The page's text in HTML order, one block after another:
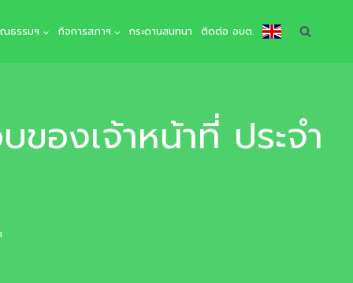
ณธรรมฯ กิจการสภาฯ กระดานสนทนา ติดต่อ อบต.
องเจ้าหน้าที่ ประจำ